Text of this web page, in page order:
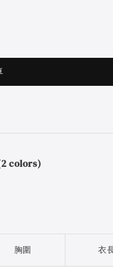
colors)
胸圍 衣